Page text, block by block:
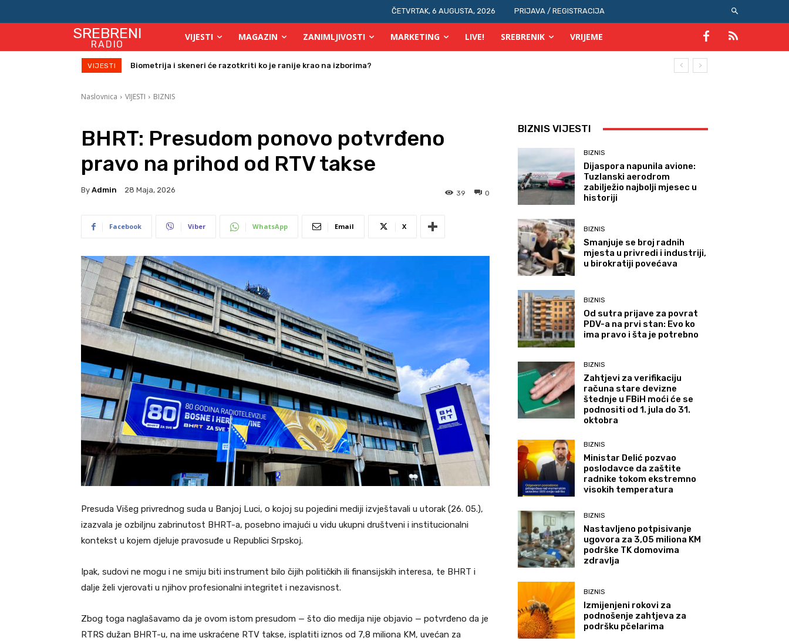
ČETVRTAK, 6 AUGUSTA, 2026 PRIJAVA / REGISTRACIJA
SREBRENI
RADIO
VIJESTI MAGAZIN ZANIMLJIVOSTI MARKETING LIVE! SREBRENIK VRIJEME
VIJESTI Biometrija i skeneri će razotkriti ko je ranije krao na izborima?
Počinje isplata julskih naknada za osobe s invaliditetom
Naslovnica VIJESTI BIZNIS
BHRT: Presudom ponovo potvrđeno
pravo na prihod od RTV takse
By Admin 28 Maja, 2026 0
39
Facebook Viber WhatsApp Email X
Presuda Višeg privrednog suda u Banjoj Luci, o kojoj su pojedini mediji izvještavali u utorak (26. 05.),
izazvala je ozbiljnu zabrinutost BHRT-a, posebno imajući u vidu ukupni društveni i institucionalni
kontekst u kojem djeluje pravosuđe u Republici Srpskoj.
Ipak, sudovi ne mogu i ne smiju biti instrument bilo čijih političkih ili finansijskih interesa, te BHRT i
dalje želi vjerovati u njihov profesionalni integritet i nezavisnost.
Zbog toga naglašavamo da je ovom istom presudom — što dio medija nije objavio — potvrđeno da je
RTRS dužan BHRT-u, na ime uskraćene RTV takse, isplatiti iznos od 7,8 miliona KM, uvećan za
BIZNIS VIJESTI
BIZNIS
Dijaspora napunila avione:
Tuzlanski aerodrom
zabilježio najbolji mjesec u
historiji
BIZNIS
Smanjuje se broj radnih
mjesta u privredi i industriji,
u birokratiji povećava
BIZNIS
Od sutra prijave za povrat
PDV-a na prvi stan: Evo ko
ima pravo i šta je potrebno
BIZNIS
Zahtjevi za verifikaciju
računa stare devizne
štednje u FBiH moći će se
podnositi od 1. jula do 31.
oktobra
BIZNIS
Ministar Delić pozvao
poslodavce da zaštite
radnike tokom ekstremno
visokih temperatura
BIZNIS
Nastavljeno potpisivanje
ugovora za 3,05 miliona KM
podrške TK domovima
zdravlja
BIZNIS
Izmijenjeni rokovi za
podnošenje zahtjeva za
podršku pčelarima